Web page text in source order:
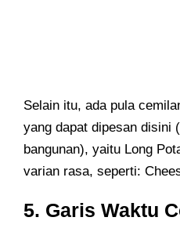
Selain itu, ada pula
yang dapat dipesan disini
bangunan), yaitu Long
varian rasa, seperti:
5. Garis Waktu